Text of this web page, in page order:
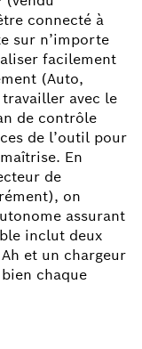
connecté à
sur n’importe
facilement
(Auto,
avec le
de contrôle
de l’outil pour
En
de
on
assurant
inclut deux
et un chargeur
chaque